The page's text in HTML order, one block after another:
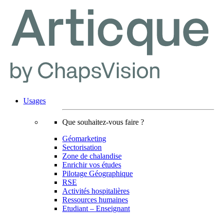
Usages
Que souhaitez-vous faire ?
Géomarketing
Sectorisation
Zone de chalandise
Enrichir vos études
Pilotage Géographique
RSE
Activités hospitalières
Ressources humaines
Etudiant – Enseignant